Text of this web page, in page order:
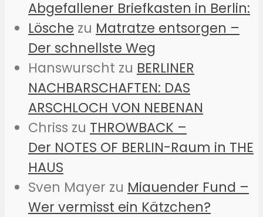
Abgefallener Briefkasten in Berlin:
Lösche zu Matratze entsorgen –
Der schnellste Weg
Hanswurscht zu BERLINER
NACHBARSCHAFTEN: DAS
ARSCHLOCH VON NEBENAN
Chriss zu THROWBACK –
Der NOTES OF BERLIN-Raum in THE
HAUS
Sven Mayer zu Miauender Fund –
Wer vermisst ein Kätzchen?